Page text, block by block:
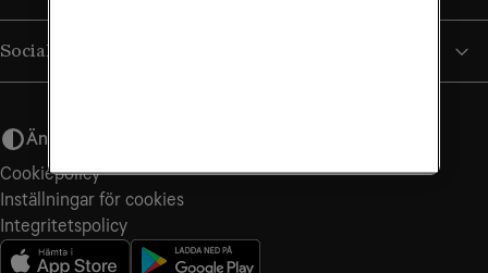
Sociala medier
Ändra utseende
Cookiepolicy
Inställningar för cookies
Integritets­policy